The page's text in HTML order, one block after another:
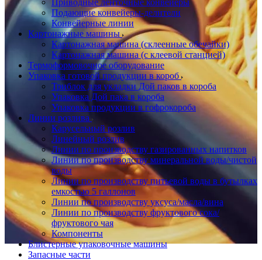
Приводные ленточные конвейеры
Подающие конвейеры-делители
Конвейерные линии
Картонажные машины
Картонажная машина (склеенные обечайки)
Картонажная машина (с клеевой станцией)
Термоформовочное оборудование
Упаковка готовой продукции в короб
Триблок для укладки Дой паков в короба
Упаковка Дой пака в короба
Упаковка продукции в гофрокороба
Линии розлива
Карусельный розлив
Линейный розлив
Линии по производству газированных напитков
Линии по производству минеральной воды/чистой
воды
Линии по производству питьевой воды в бутылках
емкостью 5 галлонов
Линии по производству уксуса/масла/вина
Линии по производству фруктового сока/
фруктового чая
Компоненты
Блистерные упаковочные машины
Запасные части